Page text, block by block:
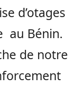
d’otages
au Bénin.
de notre